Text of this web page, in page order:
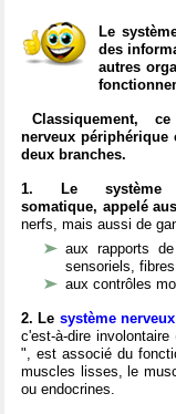
Le
des
autres
Classiquement,
nerveux périphérique
deux branches.
1. Le système
somatique, appelé
nerfs, mais aussi de
aux rapports
sensoriels,
aux contrôles
2. Le système
c'est-à-dire
", est associé du
muscles lisses, le
ou endocrines.